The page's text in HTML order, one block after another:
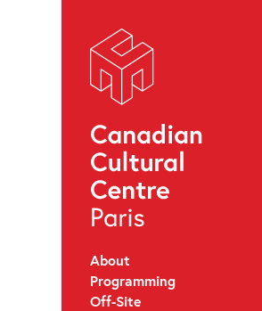
About
Programming
Off-Site